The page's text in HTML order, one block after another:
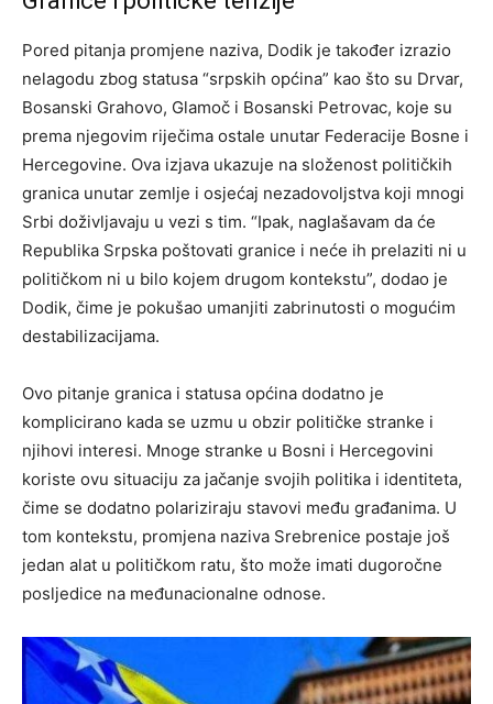
Pored pitanja promjene naziva, Dodik je također izrazio
nelagodu zbog statusa “srpskih općina” kao što su Drvar,
Bosanski Grahovo, Glamoč i Bosanski Petrovac, koje su
prema njegovim riječima ostale unutar Federacije Bosne i
Hercegovine. Ova izjava ukazuje na složenost političkih
granica unutar zemlje i osjećaj nezadovoljstva koji mnogi
Srbi doživljavaju u vezi s tim. “Ipak, naglašavam da će
Republika Srpska poštovati granice i neće ih prelaziti ni u
političkom ni u bilo kojem drugom kontekstu”, dodao je
Dodik, čime je pokušao umanjiti zabrinutosti o mogućim
destabilizacijama.
Ovo pitanje granica i statusa općina dodatno je
komplicirano kada se uzmu u obzir političke stranke i
njihovi interesi. Mnoge stranke u Bosni i Hercegovini
koriste ovu situaciju za jačanje svojih politika i identiteta,
čime se dodatno polariziraju stavovi među građanima. U
tom kontekstu, promjena naziva Srebrenice postaje još
jedan alat u političkom ratu, što može imati dugoročne
posljedice na međunacionalne odnose.